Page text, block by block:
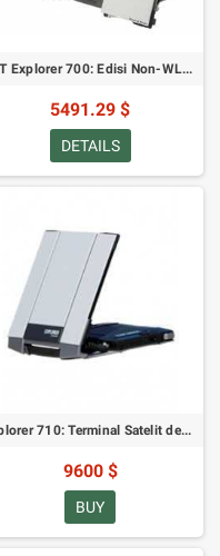
T&T Explorer 700: Edisi Non-WLAN
5491.29 $
DETAILS
Explorer 710: Terminal Satelit dengan Antena Dapat Dilepas
9600 $
BUY